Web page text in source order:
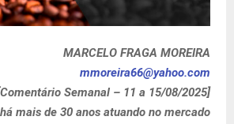
MARCELO FRAGA MOREIRA
mmoreira66@yahoo.com
Semanal – 11 a 15/08/2025]
mais de 30 anos atuando no mercado